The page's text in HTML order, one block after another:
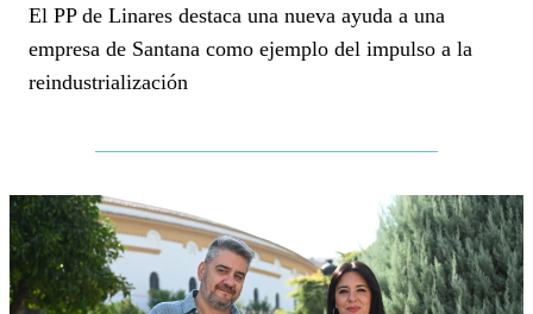
El PP de Linares destaca una nueva ayuda a una
empresa de Santana como ejemplo del impulso a la
reindustrialización